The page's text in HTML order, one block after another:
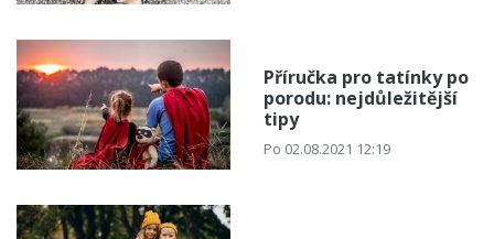
Příručka pro tatínky po
porodu: nejdůležitější
tipy
Po 02.08.2021 12:19